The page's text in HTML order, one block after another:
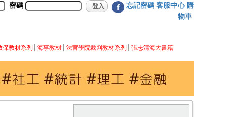
密碼 f 忘記密碼 客服中心 購
物車
保教材系列 海事教材 法官學院裁判教材系列 張志清海大書籍